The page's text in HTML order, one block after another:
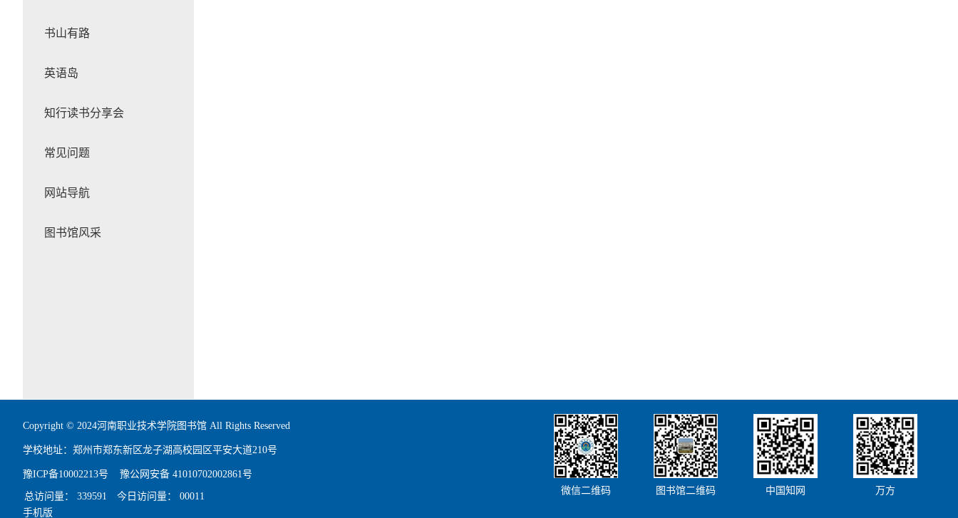
书山有路
英语岛
知行读书分享会
常见问题
网站导航
图书馆风采
Copyright © 2024河南职业技术学院图书馆 All Rights Reserved
学校地址：郑州市郑东新区龙子湖高校园区平安大道210号
豫ICP备10002213号 豫公网安备 41010702002861号
总访问量： 339591 今日访问量： 00011
微信二维码 图书馆二维码 中国知网 万方
手机版